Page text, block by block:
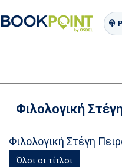
Φιλολογική
Φιλολογική Στέγη
Όλοι οι τίτλοι